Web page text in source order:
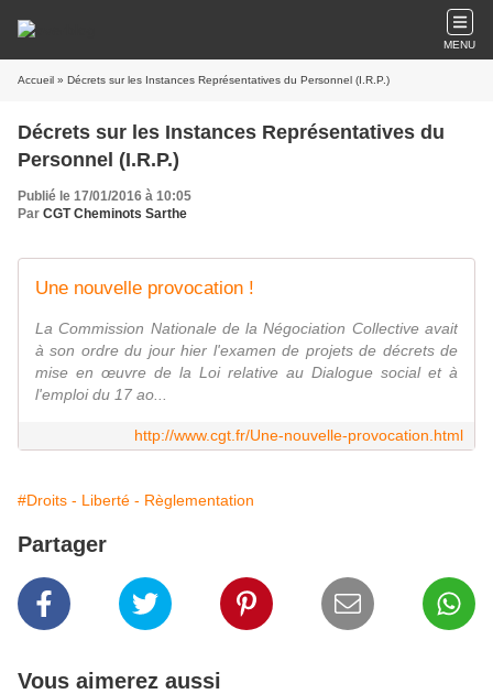
MENU
Accueil » Décrets sur les Instances Représentatives du Personnel (I.R.P.)
Décrets sur les Instances Représentatives du
Personnel (I.R.P.)
Publié le 17/01/2016 à 10:05
Par CGT Cheminots Sarthe
Une nouvelle provocation !
La Commission Nationale de la Négociation Collective avait
à son ordre du jour hier l'examen de projets de décrets de
mise en œuvre de la Loi relative au Dialogue social et à
l'emploi du 17 ao...
http://www.cgt.fr/Une-nouvelle-provocation.html
#Droits - Liberté - Règlementation
Partager
Vous aimerez aussi